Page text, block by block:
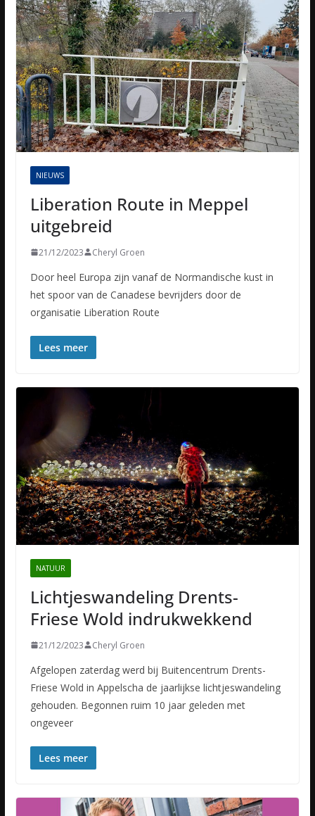
NIEUWS
Liberation Route in Meppel
uitgebreid
21/12/2023 Cheryl Groen
Door heel Europa zijn vanaf de Normandische kust in
het spoor van de Canadese bevrijders door de
organisatie Liberation Route
Lees meer
NATUUR
Lichtjeswandeling Drents-
Friese Wold indrukwekkend
21/12/2023 Cheryl Groen
Afgelopen zaterdag werd bij Buitencentrum Drents-
Friese Wold in Appelscha de jaarlijkse lichtjeswandeling
gehouden. Begonnen ruim 10 jaar geleden met
ongeveer
Lees meer